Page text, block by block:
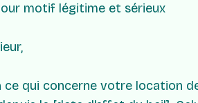
motif légitime et sérieux
ce qui concerne votre location